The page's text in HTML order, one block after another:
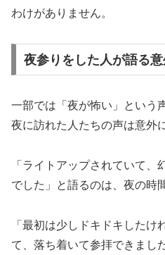
わけがありません。
夜参りをした人が語る
一部では「夜が怖い」という
夜に訪れた人たちの声は意外
「ライトアップされていて
でした」と語るのは、夜の時
「最初は少しドキドキしたけ
て、落ち着いて参拝できまし